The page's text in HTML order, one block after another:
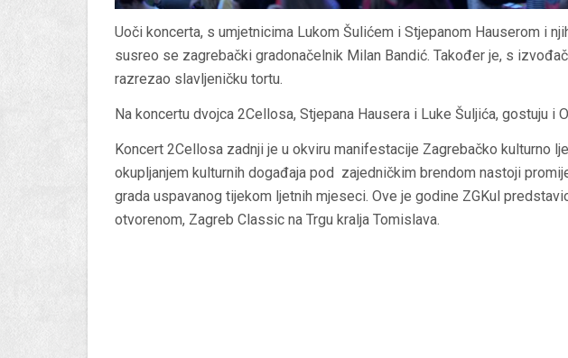
Uoči koncerta, s umjetnicima Lukom Šulićem i Stjepanom Hauserom i
susreo se zagrebački gradonačelnik Milan Bandić. Također je, s
razrezao slavljeničku tortu.
Na koncertu dvojca 2Cellosa, Stjepana Hausera i Luke Šuljića, gostuju i
Koncert 2Cellosa zadnji je u okviru manifestacije Zagrebačko kulturno
okupljanjem kulturnih događaja pod zajedničkim brendom nastoji
grada uspavanog tijekom ljetnih mjeseci. Ove je godine ZGKul
otvorenom, Zagreb Classic na Trgu kralja Tomislava.